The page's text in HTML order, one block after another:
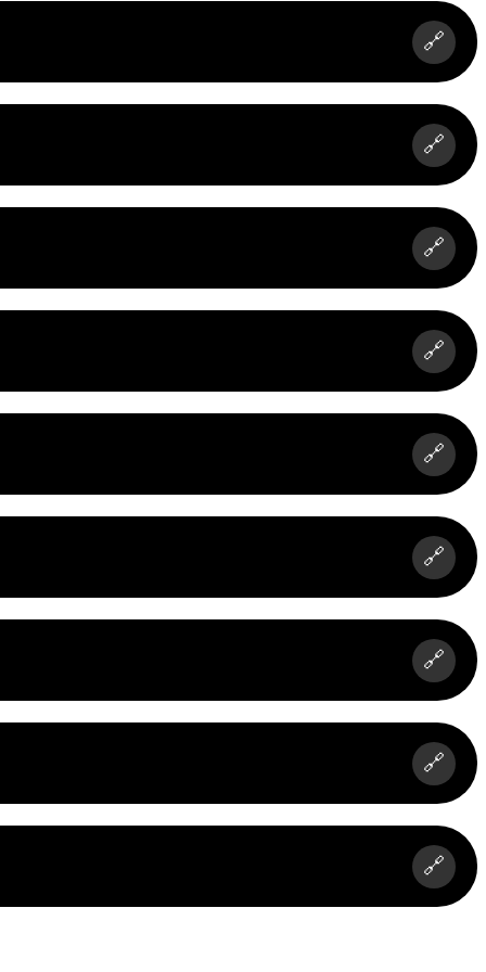
🔗
🔗
🔗
🔗
🔗
🔗
🔗
🔗
🔗